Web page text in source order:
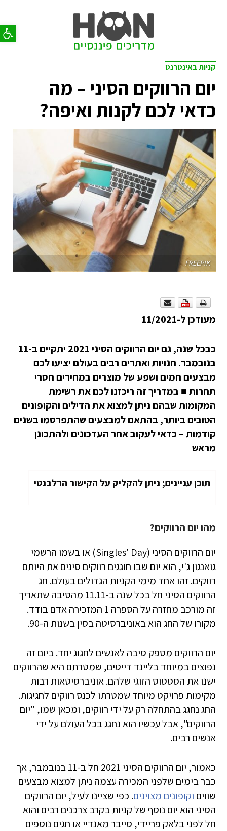
פתח
קניות באינטרנט
יום הרווקים הסיני – מה
כדאי לכם לקנות ואיפה?
FREEPIK
מעודכן ל-11/2021
כבכל שנה, גם יום הרווקים הסיני 2021 יתקיים ב-11
בנובמבר. חנויות ואתרים רבים בעולם יציעו לכם
מבצעים חמים ושפע של מוצרים במחירים חסרי
תחרות■ במדריך זה ריכזנו לכם את רשימת
המקומותשבהם ניתן למצוא את הדילים והקופונים
הטובים ביותר, בהתאם למבצעים שהתפרסמו בשנים
קודמות – כדאי לעקוב אחר העדכונים ולהתכונן
מראש
תוכן עניינים; ניתן להקליק על הקישור הרלבנטי
מהו יום הרווקים?
יום הרווקים הסיני (Singles' Day) או בשמו הרשמי
גואנגון ג'י, הוא יום שבו חוגגים רווקים סינים את היותם
רווקים. זהו אחד מימי הקניות הגדולים בעולם. חג
הרווקים הסיני חל בכל שנה ב-11.11 מהסיבה שתאריך
זה מורכב מחזרה על הספרה 1 המזכירה אדם בודד.
מקורו של החג הוא באוניברסיטה בסין בשנות ה-90.
יום הרווקים מספק סיבה לאנשים לחגוג יחד. ביום זה
נפוצים במיוחד בליינד דייטים, שמטרתם היא שהרווקים
ישנו את הסטטוס הזוגי שלהם. אוניברסיטאות רבות
מקימות פרויקט מיוחד שמטרתו לכנס רווקים לחגיגות.
החג נחגג בהתחלה רק על ידי רווקים, ומכאן שמו, "יום
הרווקים", אבל עכשיו הוא נחגג בכל העולם על ידי
אנשים רבים.
כאמור, יום הרווקים הסיני 2021 חל ב-11 בנובמבר, אך
כבר בימים שלפני המכירה עצמה ניתן למצוא מבצעים
שווים וקופונים מצוינים. כפי שציינו לעיל, יום הרווקים
הסיני הוא יום נוסף של קניות בקרב צרכנים רבים והוא
חל לפני בלאק פריידי, סייבר מאנדיי או חגים נוספים